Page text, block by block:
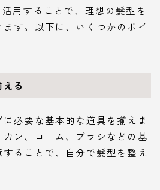
用することで、理想の髪型を
す。以下に、いくつかのポイ
る
必要な基本的な道具を揃えま
ン、コーム、ブラシなどの基
ることで、自分で髪型を整え